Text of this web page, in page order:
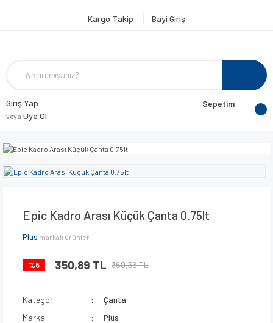
Kargo Takip Bayi Giriş
Giriş Yap
veya Üye Ol
Sepetim
Epic Kadro Arası Küçük Çanta 0.75lt
Plus markalı ürünler
%5 350,89 TL 369,36 TL
Kategori
Çanta
Marka
Plus